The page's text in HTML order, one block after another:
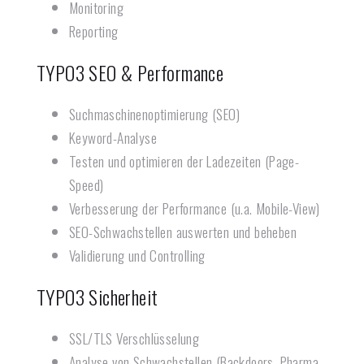
Monitoring
Reporting
TYPO3 SEO & Performance
Suchmaschinenoptimierung (SEO)
Keyword-Analyse
Testen und optimieren der Ladezeiten (Page-
Speed)
Verbesserung der Performance (u.a. Mobile-View)
SEO-Schwachstellen auswerten und beheben
Validierung und Controlling
TYPO3 Sicherheit
SSL/TLS Verschlüsselung